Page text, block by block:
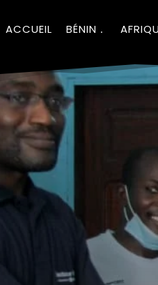
ACCUEIL BÉNIN